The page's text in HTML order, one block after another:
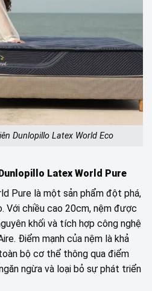
Dunlopillo Latex World Eco
Latex World Pure
Pure là một sản phẩm đột phá,
Với chiều cao 20cm, nệm được
khối và tích hợp công nghệ
Điểm mạnh của nệm là khả
bộ cơ thể thông qua điểm
ngừa và loại bỏ sự phát triển